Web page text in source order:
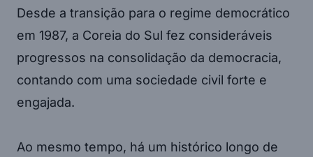
Desde a transição para o regime democrático
em 1987, a Coreia do Sul fez consideráveis
progressos na consolidação da democracia,
contando com uma sociedade civil forte e
engajada.
Ao mesmo tempo, há um histórico longo de